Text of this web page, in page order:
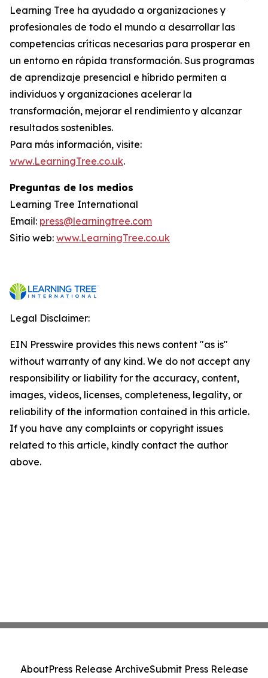
Learning Tree ha ayudado a organizaciones y
profesionales de todo el mundo a desarrollar las
competencias críticas necesarias para prosperar en
un entorno en rápida transformación. Sus programas
de aprendizaje presencial e híbrido permiten a
individuos y organizaciones acelerar la
transformación, mejorar el rendimiento y alcanzar
resultados sostenibles.
Para más información, visite:
www.LearningTree.co.uk.
Preguntas de los medios
Learning Tree International
Email: press@learningtree.com
Sitio web: www.LearningTree.co.uk
Legal Disclaimer:
EIN Presswire provides this news content "as is"
without warranty of any kind. We do not accept any
responsibility or liability for the accuracy, content,
images, videos, licenses, completeness, legality, or
reliability of the information contained in this article.
If you have any complaints or copyright issues
related to this article, kindly contact the author
above.
AboutPress Release ArchiveSubmit Press Release